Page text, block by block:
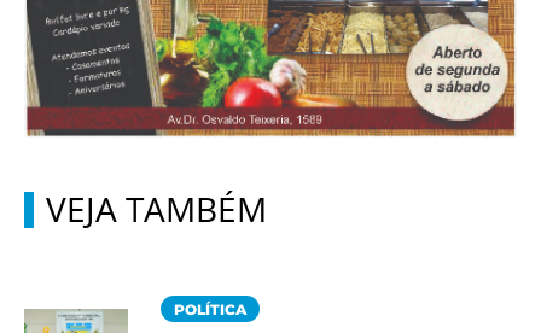
VEJA TAMBÉM
POLÍTICA